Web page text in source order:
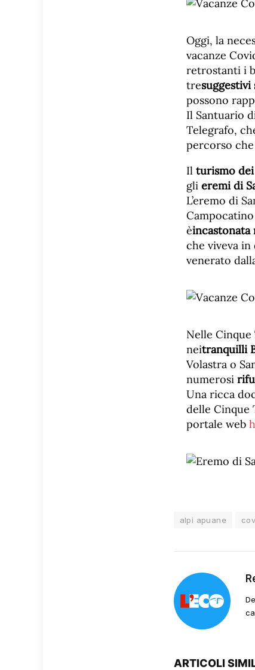
Oggi, la
vacanze
retrostanti i
tresuggestivi
possono
Il Santuario
Telegrafo,
percorso
Il turismo
gli eremi di
L’eremo di
èincastonata
che viveva in
venerato
Nelle
neitranquilli
Volastra o
numerosi
Una ricca
delle Cinque
portale web
alpi apuane
ARTICOLI